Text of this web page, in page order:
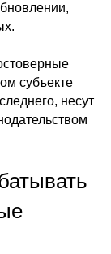
субъекте
несут